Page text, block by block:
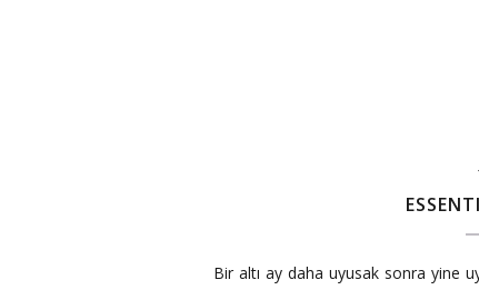
Bir altı ay daha uyusak sonra yine